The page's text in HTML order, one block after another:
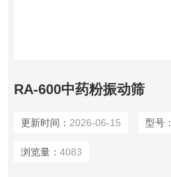
RA-600中药粉振动筛
更新时间： 2026-06-15 型号：
浏览量： 4083